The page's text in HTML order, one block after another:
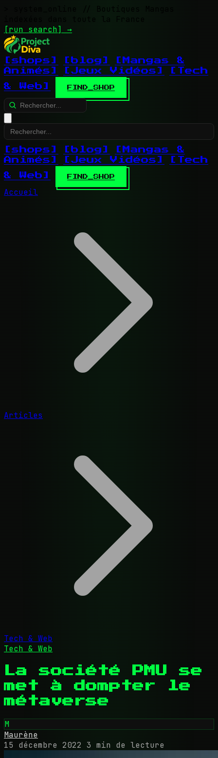
// Boutiques Mangas
indexées dans toute la France
[run search] →
[shops] [blog]
[Mangas &
Animés]
[Jeux Vidéos]
[Tech
& Web]
FIND_SHOP
[shops] [blog]
[Mangas &
Animés]
[Jeux Vidéos]
[Tech
& Web]
FIND_SHOP
Accueil
Articles
Tech & Web
Tech & Web
La société PMU se
met à dompter le
métaverse
M
Maurène
15 décembre 2022 3 min de lecture